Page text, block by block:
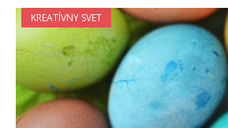
KREATÍVNY SVET